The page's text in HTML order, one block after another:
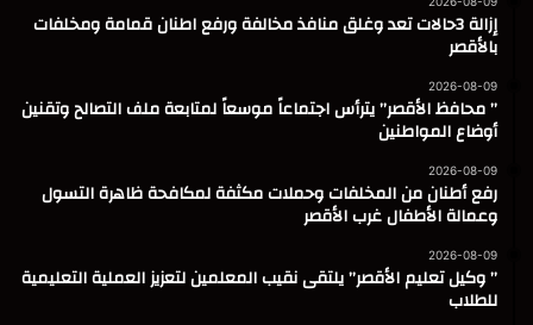
إزالة 3حالات تعد وغلق منافذ مخالفة ورفع اطنان قمامة ومخلفات
بالأقصر
2026-08-09
” محافظ الأقصر” يترأس اجتماعاً موسعاً لمتابعة ملف التصالح وتقنين
أوضاع المواطنين
2026-08-09
رفع أطنان من المخلفات وحملات مكثفة لمكافحة ظاهرة التسول
وعمالة الأطفال غرب الأقصر
2026-08-09
” وكيل تعليم الأقصر” يلتقى نقيب المعلمين لتعزيز العملية التعليمية
للطلاب